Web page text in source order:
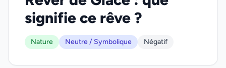
signifie ce rêve ?
Nature Neutre / Symbolique Négatif